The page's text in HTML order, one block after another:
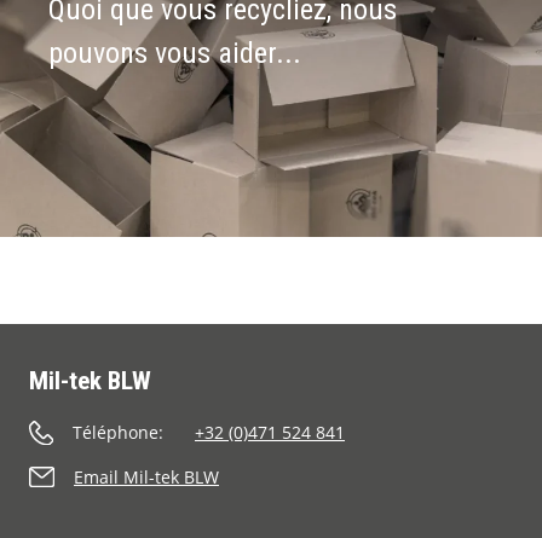
Quoi que vous recycliez, nous
pouvons vous aider...
Mil-tek BLW
Téléphone:
+32 (0)471 524 841
Email Mil-tek BLW